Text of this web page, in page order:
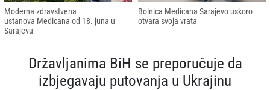
Moderna zdravstvena
ustanova Medicana od 18. juna u
Sarajevu
Bolnica Medicana Sarajevo uskoro
otvara svoja vrata
Državljanima BiH se preporučuje da
izbjegavaju putovanja u Ukrajinu